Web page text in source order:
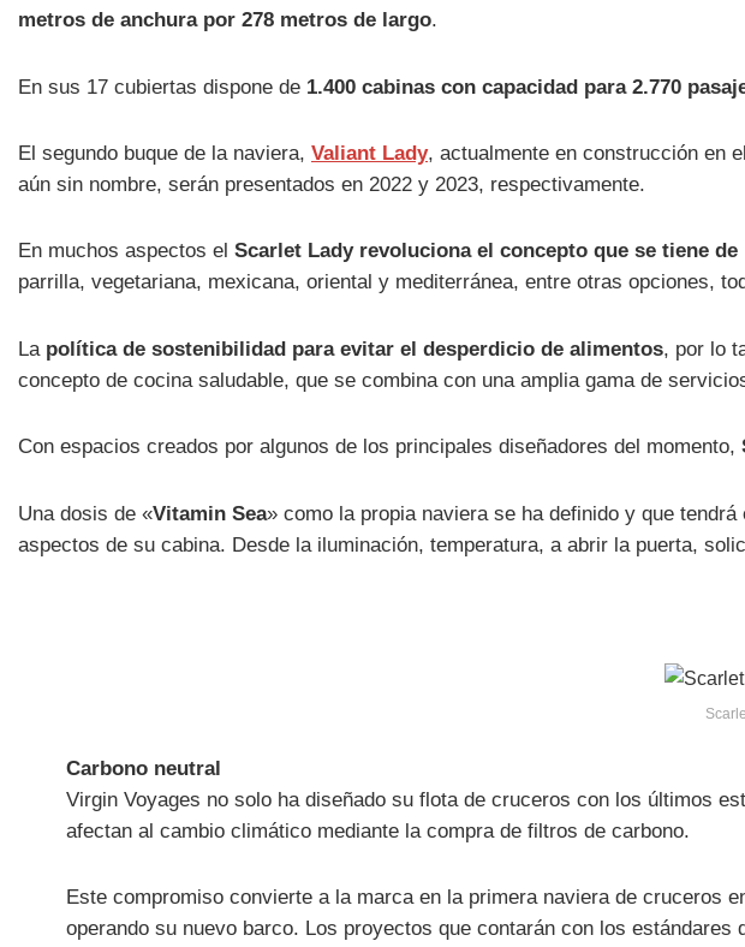
metros de anchura por 278 metros de largo.
En sus 17 cubiertas dispone de 1.400 cabinas con capacidad para 2.770
El segundo buque de la naviera, Valiant Lady, actualmente en construcción en
aún sin nombre, serán presentados en 2022 y 2023, respectivamente.
En muchos aspectos el Scarlet Lady revoluciona el concepto que se tiene
parrilla, vegetariana, mexicana, oriental y mediterránea, entre otras opciones,
La política de sostenibilidad para evitar el desperdicio de alimentos, por lo
concepto de cocina saludable, que se combina con una amplia gama de
Con espacios creados por algunos de los principales diseñadores del momento,
Una dosis de «Vitamin Sea» como la propia naviera se ha definido y que
aspectos de su cabina. Desde la iluminación, temperatura, a abrir la puerta,
Carbono neutral
Virgin Voyages no solo ha diseñado su flota de cruceros con los últimos
afectan al cambio climático mediante la compra de filtros de carbono.
Este compromiso convierte a la marca en la primera naviera de cruceros
operando su nuevo barco. Los proyectos que contarán con los